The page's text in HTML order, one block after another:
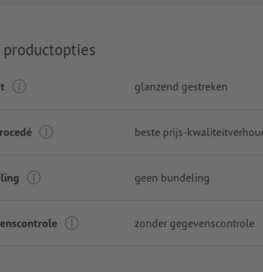
productopties
glanzend gestreken
beste prijs-
geen bundeling
zonder gegevenscontrole